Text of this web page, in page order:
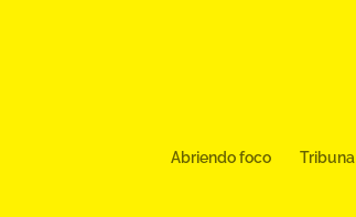
Abriendo foco Tribuna